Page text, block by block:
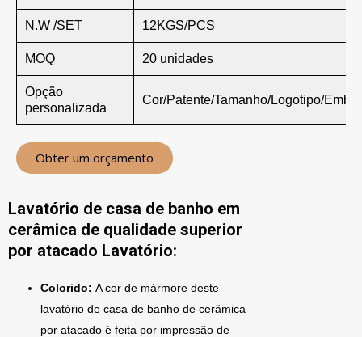
N.W /SET 12KGS/PCS
MOQ 20 unidades
Opção
personalizada
Cor/Patente/Tamanho/Logotipo/
Obter um orçamento
Lavatório de casa de banho em
cerâmica de qualidade superior
por atacado Lavatório:
Colorido: A cor de mármore deste
lavatório de casa de banho de cerâmica
por atacado é feita por impressão de